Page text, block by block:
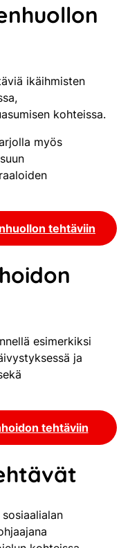
ikäihmisten
kohteissa.
myös
tehtäviin
esimerkiksi
ja
tehtäviin